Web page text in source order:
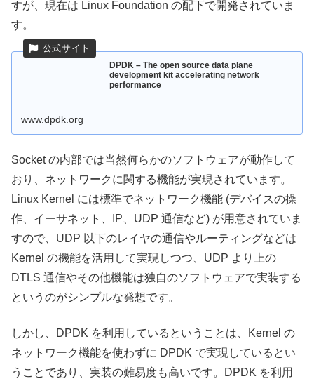
すが、現在は Linux Foundation の配下で開発されていま
す。
DPDK – The open source data plane
development kit accelerating network
performance
www.dpdk.org
Socket の内部では当然何らかのソフトウェアが動作して
おり、ネットワークに関する機能が実現されています。
Linux Kernel には標準でネットワーク機能 (デバイスの操
作、イーサネット、IP、UDP 通信など) が用意されていま
すので、UDP 以下のレイヤの通信やルーティングなどは
Kernel の機能を活用して実現しつつ、UDP より上の
DTLS 通信やその他機能は独自のソフトウェアで実装する
というのがシンプルな発想です。
しかし、DPDK を利用しているということは、Kernel の
ネットワーク機能を使わずに DPDK で実現しているとい
うことであり、実装の難易度も高いです。DPDK を利用